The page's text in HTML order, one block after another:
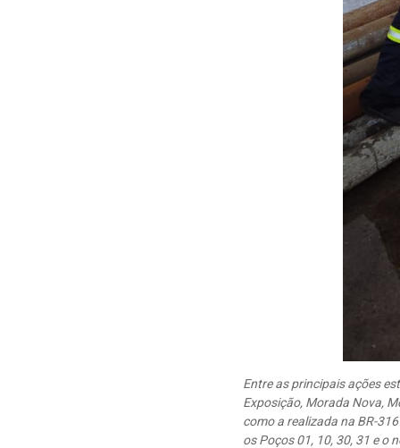
Entre as principais ações
Exposição, Morada Nova,
como a realizada na BR-
os Poços 01, 10, 30, 31 e o